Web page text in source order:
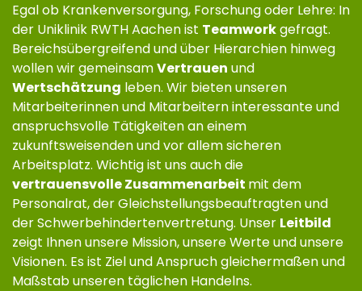
Egal ob Krankenversorgung, Forschung oder Lehre: In
der Uniklinik RWTH Aachen ist Teamworkgefragt.
Bereichsübergreifend und über Hierarchien hinweg
wollen wir gemeinsamVertrauen und
Wertschätzung leben. Wir bieten unseren
Mitarbeiterinnen und Mitarbeitern interessante und
anspruchsvolle Tätigkeiten an einem
zukunftsweisenden und vor allem sicheren
Arbeitsplatz. Wichtig ist uns auch die
vertrauensvolle Zusammenarbeit mit dem
Personalrat, der Gleichstellungsbeauftragten und
der Schwerbehindertenvertretung. Unser Leitbild
zeigt Ihnen unsere Mission, unsere Werte und unsere
Visionen. Es ist Ziel und Anspruch gleichermaßen und
Maßstab unseren täglichen Handelns.